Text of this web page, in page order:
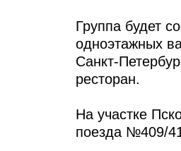
Группа будет
одноэтажных
Санкт-
ресторан.
На участке
поезда №409/